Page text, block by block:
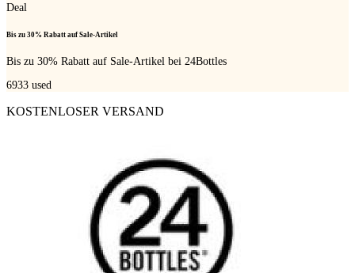
Deal
Bis zu 30% Rabatt auf Sale-Artikel
Bis zu 30% Rabatt auf Sale-Artikel bei 24Bottles
6933 used
KOSTENLOSER VERSAND